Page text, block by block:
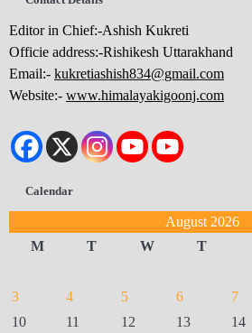
Editor in Chief:-Ashish Kukreti
Officie address:-Rishikesh Uttarakhand
Email:- kukretiashish834@gmail.com
Website:- www.himalayakigoonj.com
Calendar
August 2026
M
T W T
3
4 5 6 7
10
11 12 13 14